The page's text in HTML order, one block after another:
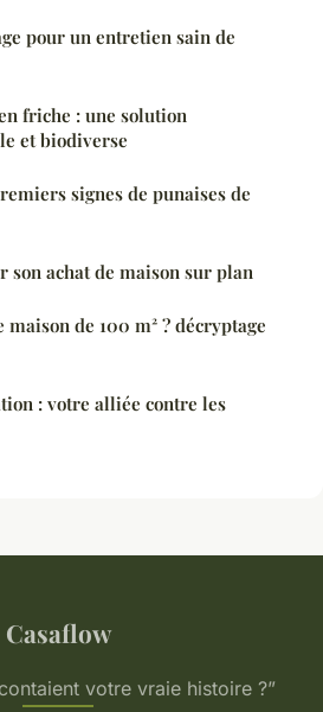
pour un entretien sain de
friche : une solution
et biodiverse
signes de punaises de
son achat de maison sur plan
de 100 m² ? décryptage
: votre alliée contre les
Casaflow
votre vraie histoire ?”